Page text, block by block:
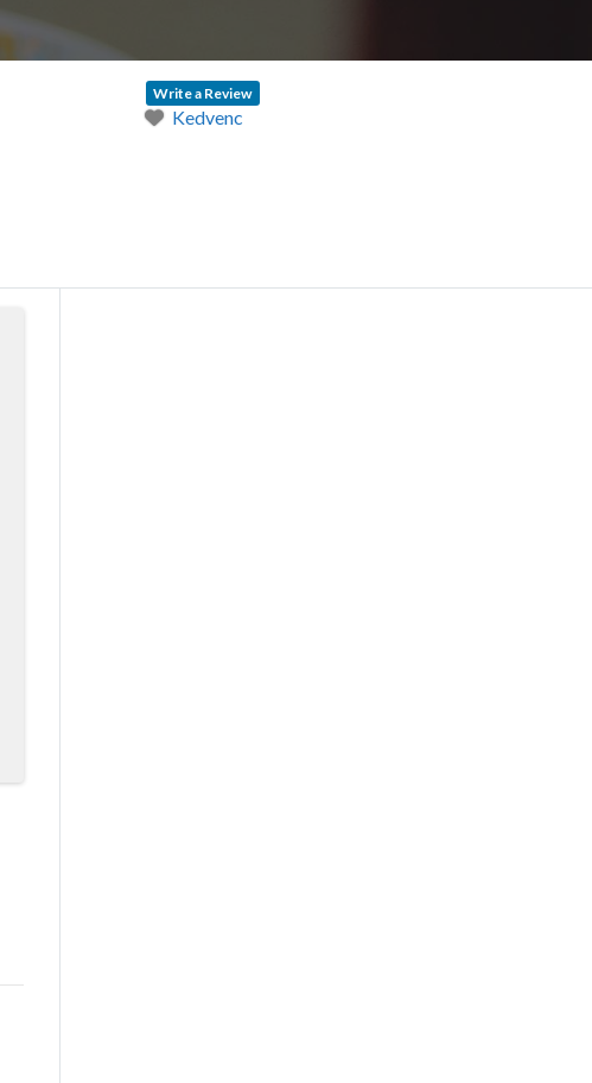
Write a Review
Kedvenc